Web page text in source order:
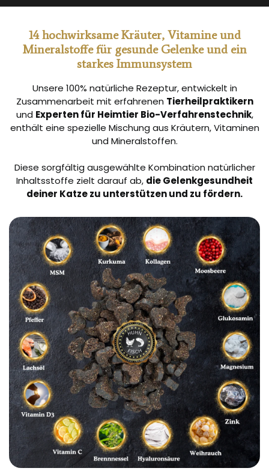
14 hochwirksame Kräuter, Vitamine und
Mineralstoffe für gesunde Gelenke und ein
starkes Immunsystem
Unsere 100% natürliche Rezeptur, entwickelt in
Zusammenarbeit mit erfahrenen Tierheilpraktikern
und Experten für Heimtier Bio-Verfahrenstechnik,
enthält eine spezielle Mischung aus Kräutern, Vitaminen
und Mineralstoffen.
Diese sorgfältig ausgewählte Kombination natürlicher
Inhaltsstoffe zielt darauf ab, die Gelenkgesundheit
deiner Katze zu unterstützen und zu fördern.